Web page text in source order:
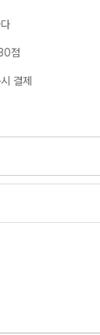
점
결제